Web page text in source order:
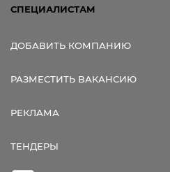
СПЕЦИАЛИСТАМ
ДОБАВИТЬ КОМПАНИЮ
РАЗМЕСТИТЬ ВАКАНСИЮ
РЕКЛАМА
ТЕНДЕРЫ